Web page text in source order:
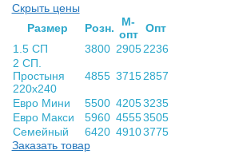
Скрыть цены
Раз­мер
Розн.
М-
опт Опт
1.5 СП
3800 2905 2236
2 СП.
Простыня
220х240
4855 3715 2857
Евро Мини 5500 42053235
Евро Макси
5960 45553505
Семейный
6420 49103775
Заказать товар